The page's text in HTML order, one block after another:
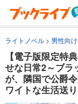
ライトノベル 男性向
【電子版限定特
せな日常2～ブラ
が、隣国で公爵
ワイトな生活送